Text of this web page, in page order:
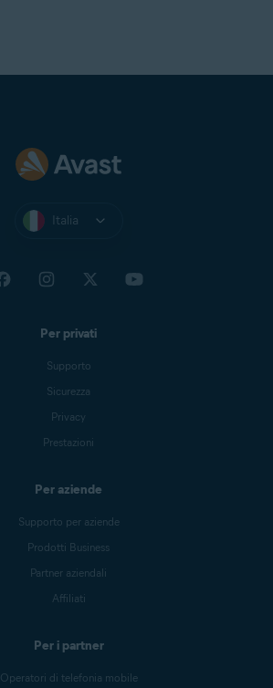
Italia
Per privati
Supporto
Sicurezza
Privacy
Prestazioni
Per aziende
Supporto per aziende
Prodotti Business
Partner aziendali
Affiliati
Per i partner
Operatori di telefonia mobile